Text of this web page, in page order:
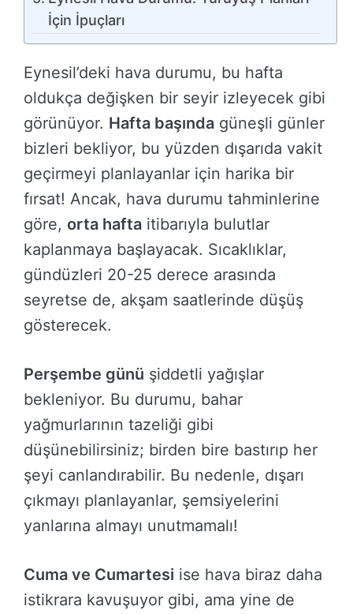
İçin İpuçları
Eynesil’deki hava durumu, bu hafta
oldukça değişken bir seyir izleyecek gibi
görünüyor. Hafta başında güneşli günler
bizleri bekliyor, bu yüzden dışarıda vakit
geçirmeyi planlayanlar için harika bir
fırsat! Ancak, hava durumu tahminlerine
göre, orta hafta itibarıyla bulutlar
kaplanmaya başlayacak. Sıcaklıklar,
gündüzleri 20-25 derece arasında
seyretse de, akşam saatlerinde düşüş
gösterecek.
Perşembe günü şiddetli yağışlar
bekleniyor. Bu durumu, bahar
yağmurlarının tazeliği gibi
düşünebilirsiniz; birden bire bastırıp her
şeyi canlandırabilir. Bu nedenle, dışarı
çıkmayı planlayanlar, şemsiyelerini
yanlarına almayı unutmamalı!
Cuma ve Cumartesi ise hava biraz daha
istikrara kavuşuyor gibi, ama yine de